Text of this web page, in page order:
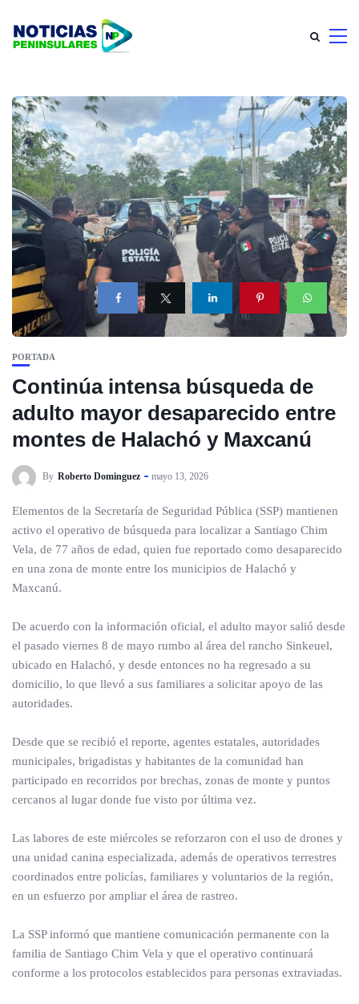
PORTADA
Continúa intensa búsqueda de
adulto mayor desaparecido entre
montes de Halachó y Maxcanú
By Roberto Dominguez mayo 13, 2026
Elementos de la Secretaría de Seguridad Pública (SSP) mantienen
activo el operativo de búsqueda para localizar a Santiago Chim
Vela, de 77 años de edad, quien fue reportado como desaparecido
en una zona de monte entre los municipios de Halachó y
Maxcanú.
De acuerdo con la información oficial, el adulto mayor salió desde
el pasado viernes 8 de mayo rumbo al área del rancho Sinkeuel,
ubicado en Halachó, y desde entonces no ha regresado a su
domicilio, lo que llevó a sus familiares a solicitar apoyo de las
autoridades.
Desde que se recibió el reporte, agentes estatales, autoridades
municipales, brigadistas y habitantes de la comunidad han
participado en recorridos por brechas, zonas de monte y puntos
cercanos al lugar donde fue visto por última vez.
Las labores de este miércoles se reforzaron con el uso de drones y
una unidad canina especializada, además de operativos terrestres
coordinados entre policías, familiares y voluntarios de la región,
en un esfuerzo por ampliar el área de rastreo.
La SSP informó que mantiene comunicación permanente con la
familia de Santiago Chim Vela y que el operativo continuará
conforme a los protocolos establecidos para personas extraviadas.